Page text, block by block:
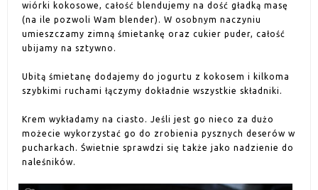
wiórki kokosowe, całość blendujemy na dość gładką masę
(na ile pozwoli Wam blender). W osobnym naczyniu
umieszczamy zimną śmietankę oraz cukier puder, całość
ubijamy na sztywno.
Ubitą śmietanę dodajemy do jogurtu z kokosem i kilkoma
szybkimi ruchami łączymy dokładnie wszystkie składniki.
Krem wykładamy na ciasto. Jeśli jest go nieco za dużo
możecie wykorzystać go do zrobienia pysznych deserów w
pucharkach. Świetnie sprawdzi się także jako nadzienie do
naleśników.